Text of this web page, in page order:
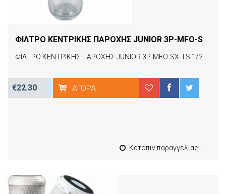
€22.30 ΑΓΟΡΆ
Κατοπιν παραγγελιας από 4 έως 10 εργασιμες